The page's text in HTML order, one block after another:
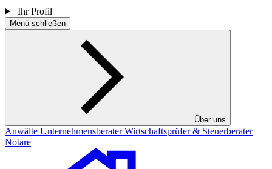
Ihr Profil
Menü schließen
Über uns
Anwälte UnternehmensberaterWirtschaftsprüfer & Steuerberater
Notare